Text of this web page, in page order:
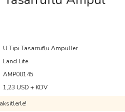
U Tipi Tasarruflu Ampuller
Land Lite
AMP00145
1,23 USD + KDV